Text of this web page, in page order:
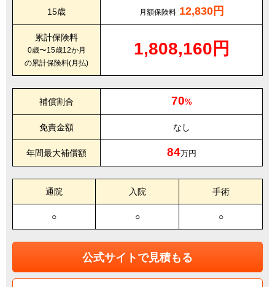
15歳 月額保険料 12,830円
累計保険料
0歳〜15歳12か月
の累計保険料(月払)
1,808,160円
補償割合 70%
免責金額 なし
年間最大補償額 84万円
通院 入院 手術
○ ○ ○
公式サイトで見積もる